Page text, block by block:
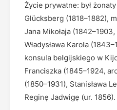
Życie prywatne: był
Glücksberg (1818–1882),
Jana Mikołaja
Władysława Karola
konsula belgijskiego w
Franciszka (1845–1924,
(1850–1931), Stanisława
Reginę Jadwigę (ur. 1856).